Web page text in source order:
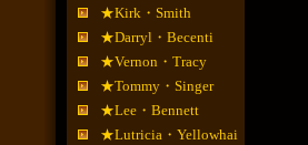
★Kirk・Smith
★Darryl・Becenti
★Vernon・Tracy
★Tommy・Singer
★Lee・Bennett
★Lutricia・Yellowhai